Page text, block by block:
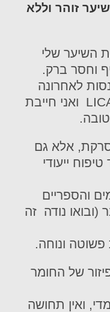
זוהר וללא
השיער שלי
וחסר ברק.
לאחרונה
במברשת החדשה LICABRUSH ואני חייבת
אלא גם
ייעודי
והספריים
נודה זה
ונוחה.
של החומר
ואין תחושה